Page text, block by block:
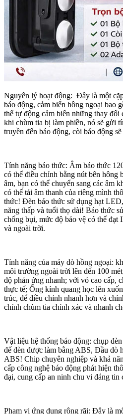
Nguyên lý hoạt động: Đây là một
báo động, cảm biến hồng ngoại bao
thể tự động cảm biến những thay đổi
khi chùm tia bị làm phiền, nó sẽ gửi
truyền đến báo động, còi báo động
Tính năng báo thức: Âm báo thức
có thể điều chỉnh bằng nút bên hông
âm, bạn có thể chuyển sang các âm
có thể tải âm thanh của riêng mình
thức! Đèn báo thức sử dụng hạt
năng thấp và tuổi thọ dài! Báo thức
chống bụi, mức độ bảo vệ có thể đạt
và ngoài trời.
Tính năng của máy dò hồng ngoại:
môi trường ngoài trời lên đến 100
độ phản ứng nhanh; với vỏ cao cấp,
thực tế; Ống kính quang học lên
trúc, để điều chỉnh nhanh hơn và
chỉnh chùm tia chính xác và nhanh
Vật liệu hệ thống báo động: chụp
đế đèn được làm bằng ABS, Đầu dò
ABS! Chip chuyên nghiệp và khả
cấp công nghệ báo động phát hiện
đại, cung cấp an ninh chu vi đáng tin
Phạm vi ứng dụng rộng rãi: Đây là